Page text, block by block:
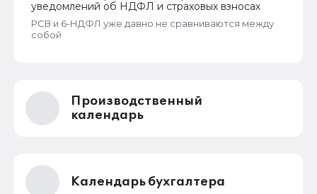
уведомлений об НДФЛ и страховых взносах
РСВ и 6-НДФЛ уже давно не сравниваются между
собой
Производственный
календарь
Календарь бухгалтера